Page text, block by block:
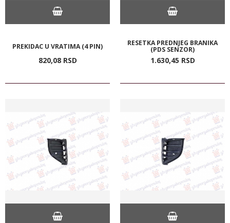
PREKIDAC U VRATIMA (4 PIN)
820,08 RSD
RESETKA PREDNJEG BRANIKA
(PDS SENZOR)
1.630,45 RSD